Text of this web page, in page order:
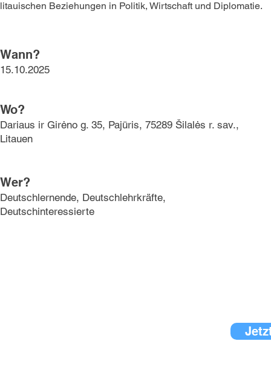
litauischen Beziehungen in Politik, Wirtschaft und Diplomatie.
Wann?
15.10.2025
Wo?
Dariaus ir Girėno g. 35, Pajūris, 75289 Šilalės r. sav.,
Litauen
Wer?
Deutschlernende, Deutschlehrkräfte,
Deutschinteressierte